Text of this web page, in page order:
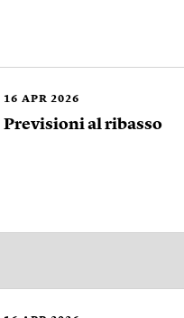
16 APR 2026
Previsioni al ribasso